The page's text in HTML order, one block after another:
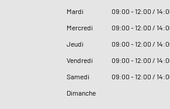
Mardi
09:00 - 12:00 / 14:
Mercredi
09:00 - 12:00 / 14:
Jeudi
09:00 - 12:00 / 14:
Vendredi
09:00 - 12:00 / 14:
Samedi
09:00 - 12:00 / 14:
Dimanche